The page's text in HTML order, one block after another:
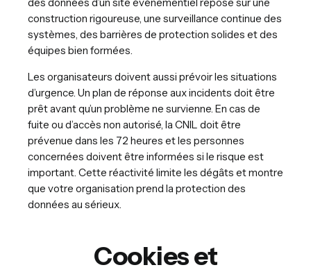
construction rigoureuse, une surveillance continue des
systèmes, des barrières de protection solides et des
équipes bien formées.
Les organisateurs doivent aussi prévoir les situations
d’urgence. Un plan de réponse aux incidents doit être
prêt avant qu’un problème ne survienne. En cas de
fuite ou d’accès non autorisé, la CNIL doit être
prévenue dans les 72 heures et les personnes
concernées doivent être informées si le risque est
important. Cette réactivité limite les dégâts et montre
que votre organisation prend la protection des
données au sérieux.
Cookies et